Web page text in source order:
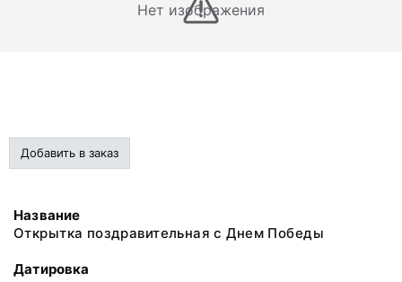
Нет изображения
Добавить в заказ
Название
Открытка поздравительная с Днем Победы
Датировка